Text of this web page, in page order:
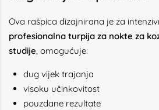
Ova rašpica dizajnirana je za
profesionalna turpija za nokte za
studije, omogućuje:
dug vijek trajanja
visoku učinkovitost
pouzdane rezultate